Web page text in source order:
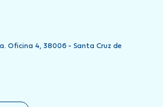
Oficina 4, 38006 - Santa Cruz de